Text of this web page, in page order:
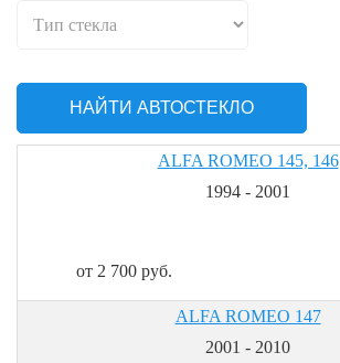
НАЙТИ АВТОСТЕКЛО
ALFA ROMEO 145, 146
1994 - 2001
от 2 700 руб.
ALFA ROMEO 147
2001 - 2010